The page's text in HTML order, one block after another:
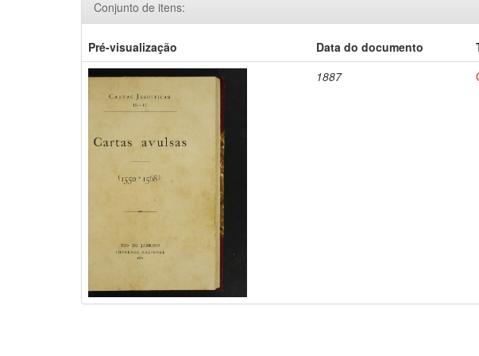
Conjunto de itens:
Pré-visualização Data do documento
1887